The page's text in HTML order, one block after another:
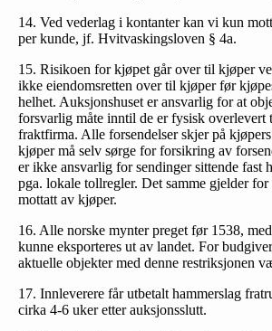
14. Ved vederlag i kontanter kan vi kun
per kunde, jf. Hvitvaskingsloven § 4a.
15. Risikoen for kjøpet går over til kjøper
ikke eiendomsretten over til kjøper før
helhet. Auksjonshuset er ansvarlig for at
forsvarlig måte inntil de er fysisk overlevert
fraktfirma. Alle forsendelser skjer på
kjøper må selv sørge for forsikring av
er ikke ansvarlig for sendinger sittende fast
pga. lokale tollregler. Det samme gjelder for
mottatt av kjøper.
16. Alle norske mynter preget før 1538,
kunne eksporteres ut av landet. For
aktuelle objekter med denne restriksjonen
17. Innleverere får utbetalt hammerslag
cirka 4-6 uker etter auksjonsslutt.